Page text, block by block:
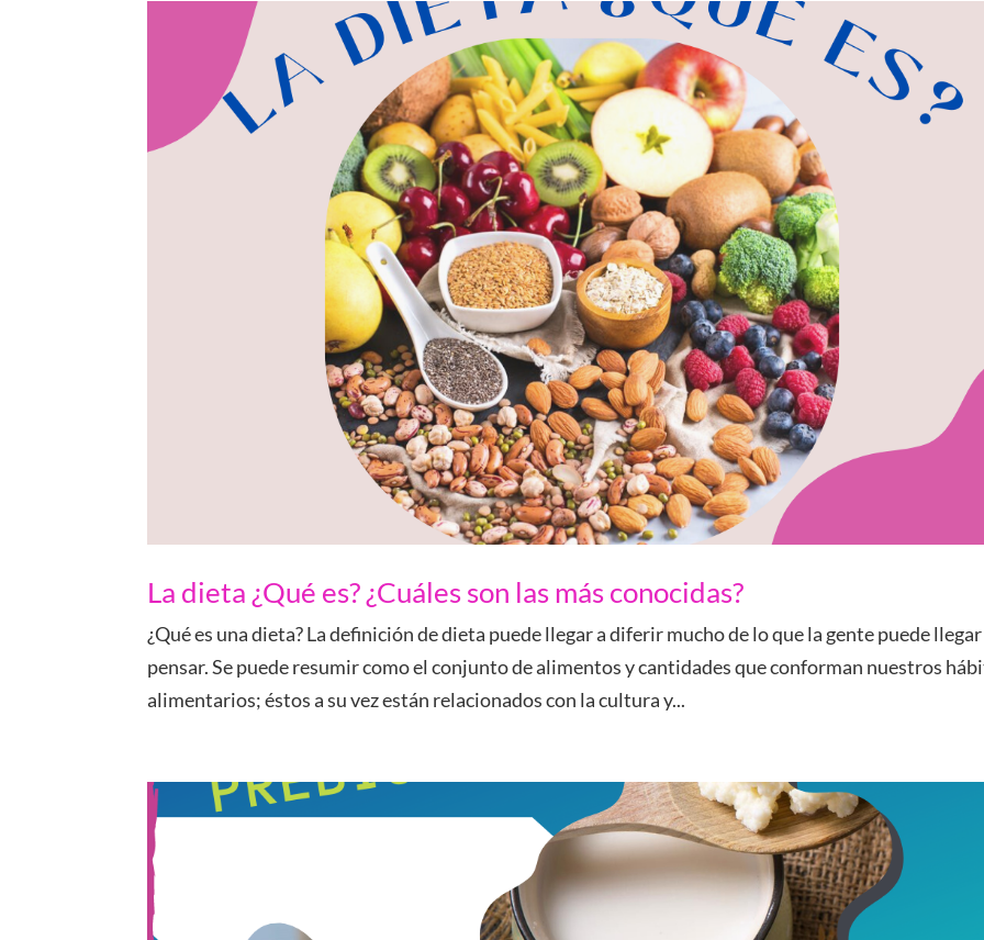
La dieta ¿Qué es? ¿Cuáles son las más conocidas?
¿Qué es una dieta? La definición de dieta puede llegar a diferir mucho de lo que la gente puede
pensar. Se puede resumir como el conjunto de alimentos y cantidades que conforman nuestros
alimentarios; éstos a su vez están relacionados con la cultura y...